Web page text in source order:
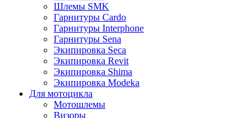
Шлемы SMK
Гарнитуры Cardo
Гарнитуры Interphone
Гарнитуры Sena
Экипировка Seca
Экипировка Revit
Экипировка Shima
Экипировка Modeka
Для мотоцикла
Мотошлемы
Визоры